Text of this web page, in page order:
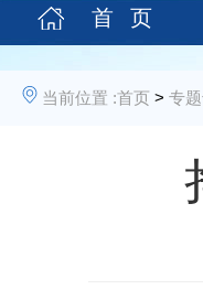
首 页
当前位置 :首页 > 专